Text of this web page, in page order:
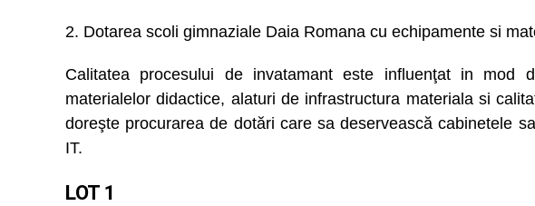
2. Dotarea scoli gimnaziale Daia Romana cu echipamente si
Calitatea procesului de invatamant este influenţat in mod
materialelor didactice, alaturi de infrastructura materiala si
doreşte procurarea de dotări care sa deservească cabinetele
IT.
LOT 1